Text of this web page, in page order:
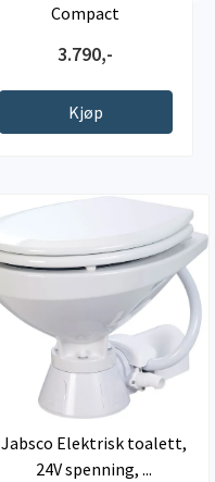
Compact
3.790,-
Kjøp
Jabsco Elektrisk toalett,
24V spenning, ...